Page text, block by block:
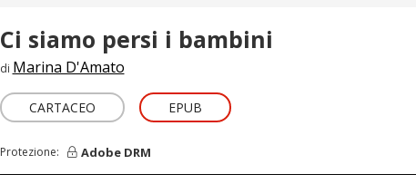
Ci siamo persi i bambini
di Marina D'Amato
CARTACEO EPUB
Protezione: Adobe DRM